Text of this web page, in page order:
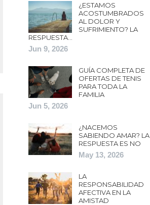
¿ESTAMOS
ACOSTUMBRADOS
AL DOLOR Y
SUFRIMIENTO? LA
RESPUESTA…
Jun 9, 2026
GUÍA COMPLETA DE
OFERTAS DE TENIS
PARA TODA LA
FAMILIA
Jun 5, 2026
¿NACEMOS
SABIENDO AMAR? LA
RESPUESTA ES NO
May 13, 2026
LA
RESPONSABILIDAD
AFECTIVA EN LA
AMISTAD